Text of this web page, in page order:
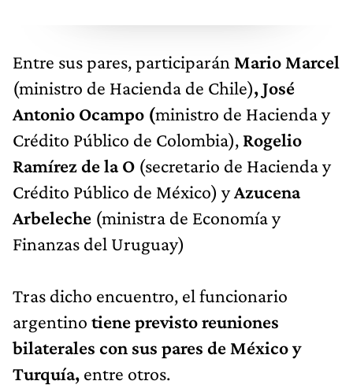
Entre sus pares, participarán Mario Marcel
(ministro de Hacienda de Chile), José
Antonio Ocampo (ministro de Hacienda y
Crédito Público de Colombia), Rogelio
Ramírez de la O (secretario de Hacienda y
Crédito Público de México) yAzucena
Arbeleche (ministra de Economía y
Finanzas del Uruguay)
Tras dicho encuentro, el funcionario
argentino tiene previsto reuniones
bilaterales con sus pares de México y
Turquía, entre otros.